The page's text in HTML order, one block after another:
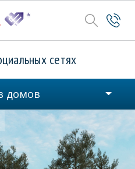
сетях
домов